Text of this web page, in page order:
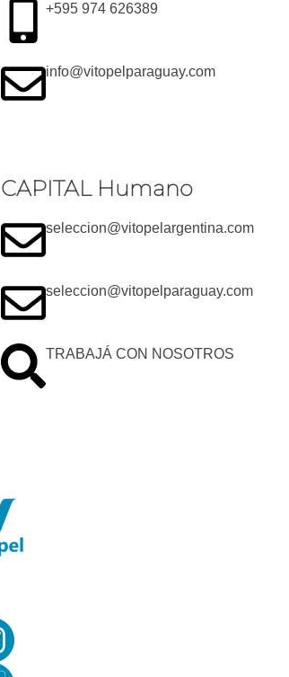
+595 974 626389
info@vitopelparaguay.com
CAPITAL Humano
seleccion@vitopelargentina.com
seleccion@vitopelparaguay.com
TRABAJÁ CON NOSOTROS